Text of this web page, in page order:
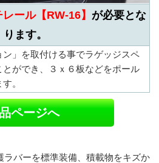
ール【RW-16】 が必要とな
ります。
ン」を取付ける事でラゲッジスペ
ができ、３ｘ６板などをポール
。
ページへ
ラバーを標準装備、積載物をキズか